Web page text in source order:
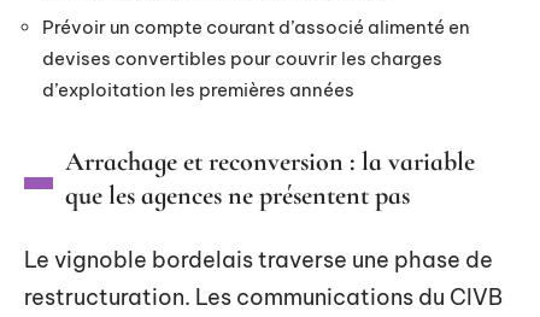
Prévoir un compte courant d’associé alimenté en
devises convertibles pour couvrir les charges
d’exploitation les premières années
Arrachage et reconversion : la variable
que les agences ne présentent pas
Le vignoble bordelais traverse une phase de
restructuration. Les communications du CIVB